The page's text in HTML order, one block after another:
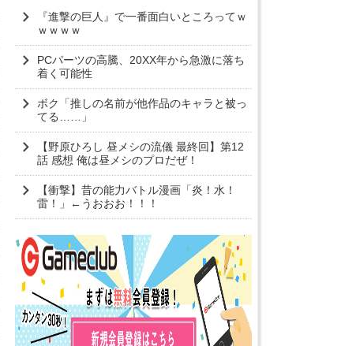
『進撃の巨人』で一番面白いところってｗ
ｗｗｗｗ
PCパーツの高騰、20XX年から急激に落ち
着く可能性
ボク「推しの名前が他作品のキャラと被っ
てる……」
【野原ひろし 昼メシの流儀 最終回】第12
話 感想 俺は昼メシのプロだぜ！
【衝撃】昔の能力バトル漫画「炎！水！
雷！」←うおおお！！！